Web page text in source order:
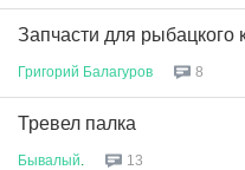
Запчасти для рыбацкого
Григорий Балагуров 8
Тревел палка
Бывалый 13